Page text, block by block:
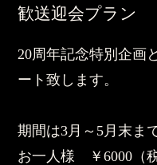
歓送迎会プラン
20周年記念特別企画
ート致します。
期間は3月～5月末ま
お一人様 ￥6000（